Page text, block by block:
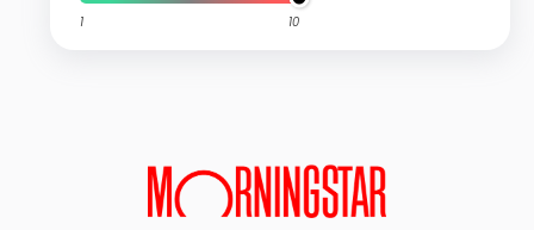
1 10